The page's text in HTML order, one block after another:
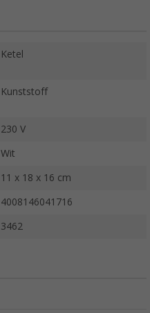
Ketel
Kunststoff
230 V
Wit
11 x 18 x 16 cm
4008146041716
3462